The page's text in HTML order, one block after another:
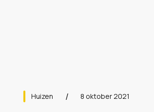
Huizen 8 oktober 2021